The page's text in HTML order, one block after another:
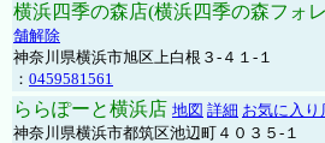
横浜四季の森店(横浜四季の森フォ
舗解除
神奈川県横浜市旭区上白根３-４１-１
： 0459581561
ららぽーと横浜店 地図 詳細 お気に入り
神奈川県横浜市都筑区池辺町４０３５-１